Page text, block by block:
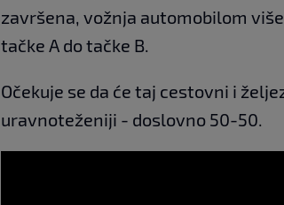
završena, vožnja automobilom
tačke A do tačke B.
Očekuje se da će taj cestovni i
uravnoteženiji - doslovno 50-50.